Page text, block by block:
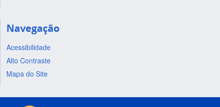
Navegação
Acessibilidade
Alto Contraste
Mapa do Site